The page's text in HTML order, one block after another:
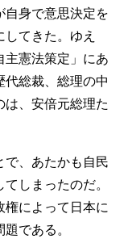
身で意思決定を
てきた。ゆえ
憲法策定」にあ
総裁、総理の中
、安倍元総理た
、あたかも自民
しまったのだ。
によって日本に
である。